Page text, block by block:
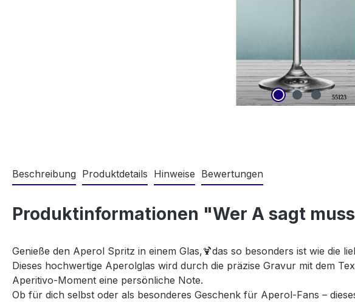
Beschreibung Produktdetails Hinweise Bewertungen
Produktinformationen "Wer A sagt
Genieße den Aperol Spritz in einem Glas,🍹das so besonders ist wie die
Dieses hochwertige Aperolglas wird durch die präzise Gravur mit dem
Aperitivo-Moment eine persönliche Note.
Ob für dich selbst oder als besonderes Geschenk für Aperol-Fans –